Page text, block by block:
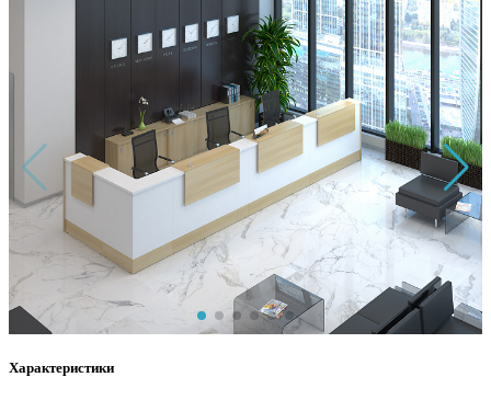
Характеристики